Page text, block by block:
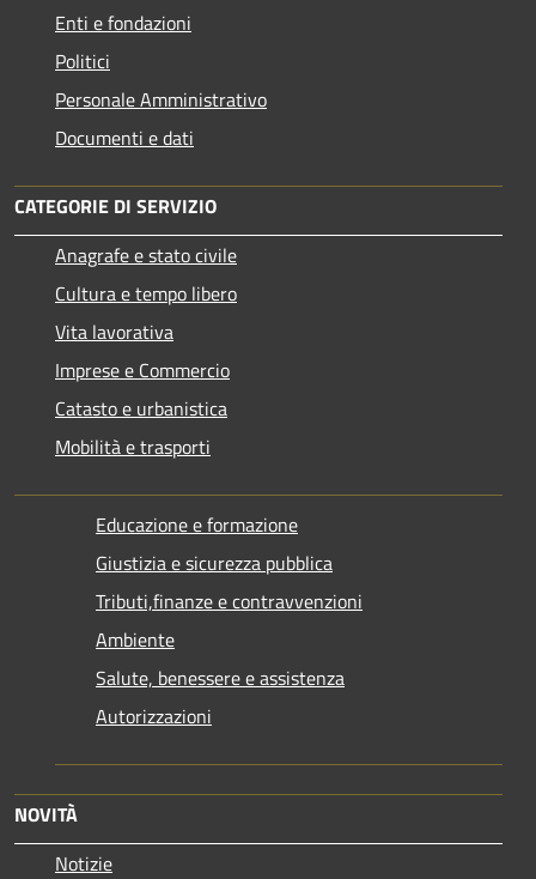
Enti e fondazioni
Politici
Personale Amministrativo
Documenti e dati
CATEGORIE DI SERVIZIO
Anagrafe e stato civile
Cultura e tempo libero
Vita lavorativa
Imprese e Commercio
Catasto e urbanistica
Mobilità e trasporti
Educazione e formazione
Giustizia e sicurezza pubblica
Tributi,finanze e contravvenzioni
Ambiente
Salute, benessere e assistenza
Autorizzazioni
NOVITÀ
Notizie